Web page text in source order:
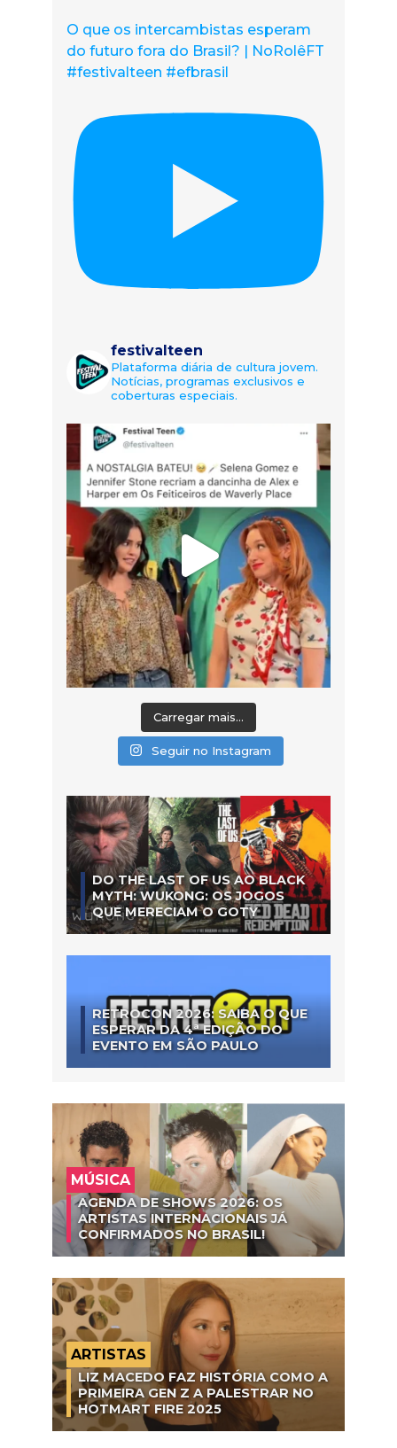
O que os intercambistas esperam
do futuro fora do Brasil? | NoRolêFT
#festivalteen #efbrasil
festivalteen
Plataforma diária de cultura jovem.
Notícias, programas exclusivos e
coberturas especiais.
Carregar mais...
Seguir no Instagram
DO THE LAST OF US AO BLACK
MYTH: WUKONG: OS JOGOS
QUE MERECIAM O GOTY
RETROCON 2026: SAIBA O QUE
ESPERAR DA 4ª EDIÇÃO DO
EVENTO EM SÃO PAULO
MÚSICA
AGENDA DE SHOWS 2026: OS
ARTISTAS INTERNACIONAIS JÁ
CONFIRMADOS NO BRASIL!
ARTISTAS
LIZ MACEDO FAZ HISTÓRIA COMO A
PRIMEIRA GEN Z A PALESTRAR NO
HOTMART FIRE 2025